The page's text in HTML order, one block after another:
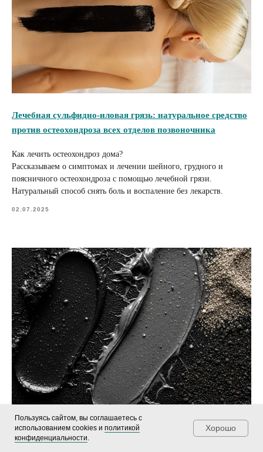
Лечебная сульфидно‑иловая грязь: натуральное средство
против остеохондроза всех отделов позвоночника
Как лечить остеохондроз дома?
Рассказываем о симптомах и лечении шейного, грудного и
поясничного остеохондроза с помощью лечебной грязи.
Натуральный способ снять боль и воспаление без лекарств.
02.07.2025
Виды лечебных грязей: польза, свойства и рекомендации
Пользуясь сайтом, вы соглашаетесь с
использованием cookies и политикой
конфиденциальности.
Хорошо